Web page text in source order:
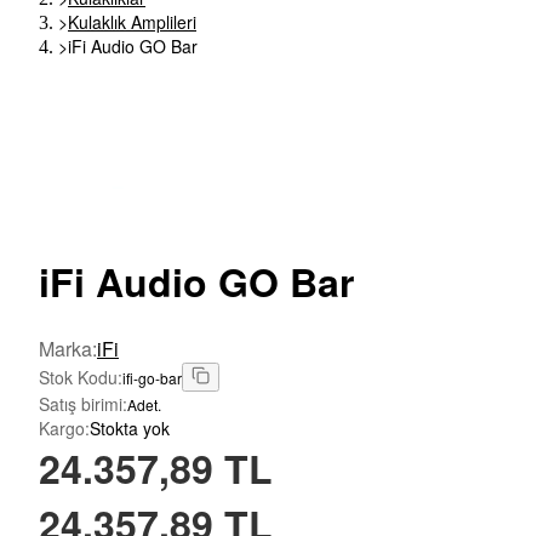
>Kulaklık Amplileri
>iFi Audio GO Bar
iFi Audio GO Bar
Marka:iFi
Stok Kodu:ifi-go-bar
Satış birimi:Adet.
Kargo:Stokta yok
24.357,89 TL
24.357,89 TL